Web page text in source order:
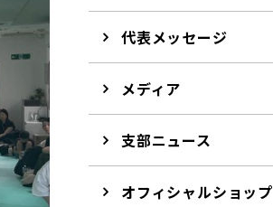
代表メッセージ
メディア
支部ニュース
オフィシャルショップ